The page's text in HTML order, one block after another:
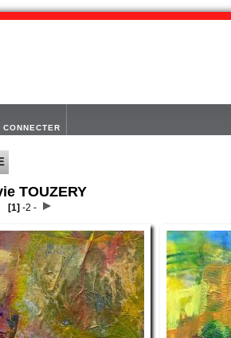
CONNECTER
TOUZERY
[1] -2 -